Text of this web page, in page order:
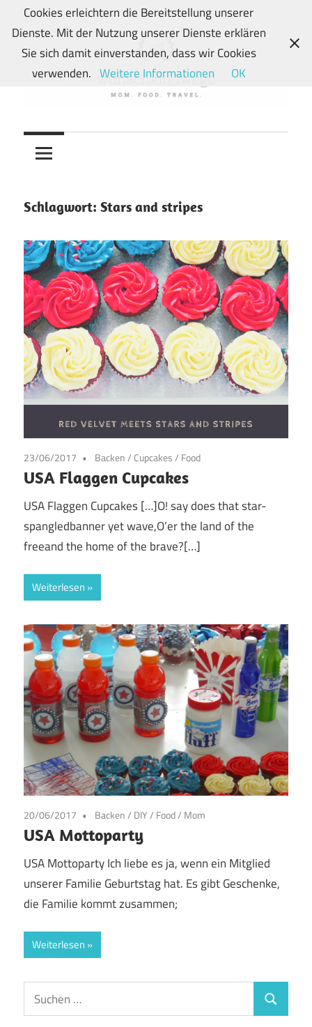
Zum
Inhalt
springen
wunschkindwege
Wunschkindern
und
Mein
Food-
und
Travelblog
Schlagwort: Stars and stripes
23/06/2017 Backen/ Cupcakes/ Food
USA Flaggen Cupcakes
USA Flaggen Cupcakes […]O! say does that star-
spangledbanner yet wave,O’er the land of the
freeand the home of the brave?[…]
Weiterlesen
20/06/2017 Backen/ DIY/ Food/ Mom
USA Mottoparty
USA Mottoparty Ich liebe es ja, wenn ein Mitglied
unserer Familie Geburtstag hat. Es gibt Geschenke,
die Familie kommt zusammen;
Weiterlesen
Suchen
nach:
Suchen
Cookies erleichtern die Bereitstellung unserer
Dienste. Mit der Nutzung unserer Dienste erklären
Sie sich damit einverstanden, dass wir Cookies
verwenden. Weitere Informationen OK